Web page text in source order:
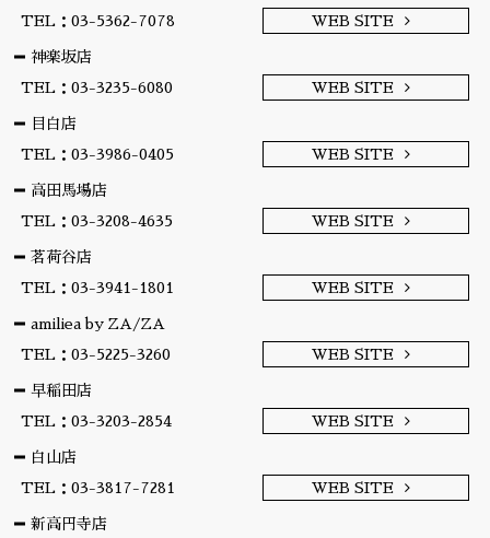
TEL：03-5362-7078
WEB SITE
神楽坂店
TEL：03-3235-6080
WEB SITE
目白店
TEL：03-3986-0405
WEB SITE
高田馬場店
TEL：03-3208-4635
WEB SITE
茗荷谷店
TEL：03-3941-1801
WEB SITE
amiliea by ZA/ZA
TEL：03-5225-3260
WEB SITE
早稲田店
TEL：03-3203-2854
WEB SITE
白山店
TEL：03-3817-7281
WEB SITE
新高円寺店